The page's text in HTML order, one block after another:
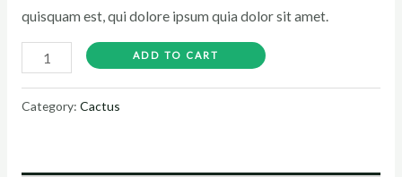
quisquam est, qui dolore ipsum quia dolor sit amet.
ADD TO CART
Category: Cactus